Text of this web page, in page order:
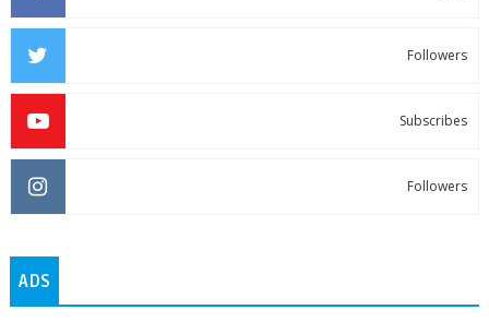
Followers
Subscribes
Followers
ADS